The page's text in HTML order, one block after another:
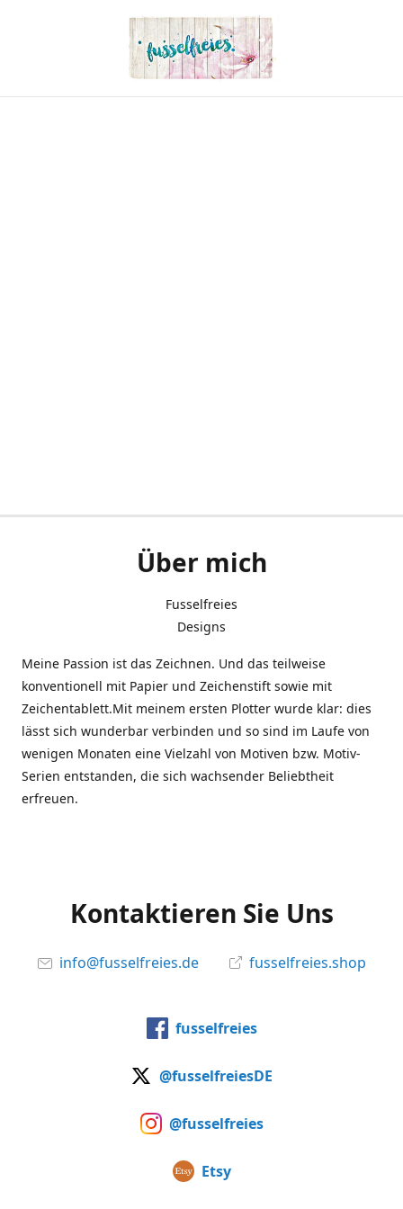
Über mich
Fusselfreies
Designs
Meine Passion ist das Zeichnen. Und das teilweise
konventionell mit Papier und Zeichenstift sowie mit
Zeichentablett.Mit meinem ersten Plotter wurde klar: dies
lässt sich wunderbar verbinden und so sind im Laufe von
wenigen Monaten eine Vielzahl von Motiven bzw. Motiv-
Serien entstanden, die sich wachsender Beliebtheit
erfreuen.
Kontaktieren Sie Uns
info@fusselfreies.de fusselfreies.shop
fusselfreies
@fusselfreiesDE
@fusselfreies
Etsy